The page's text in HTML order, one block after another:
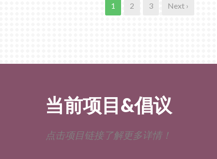
1 2 3 Next ›
当前项目&倡议
点击项目链接了解更多详情！